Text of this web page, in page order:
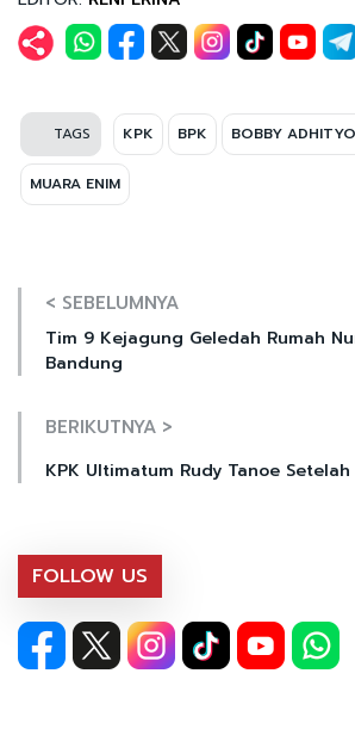
TAGS KPK BPK BOBBY
MUARA ENIM
< SEBELUMNYA
Tim 9 Kejagung Geledah Rumah
Bandung
BERIKUTNYA >
KPK Ultimatum Rudy Tanoe
FOLLOW US